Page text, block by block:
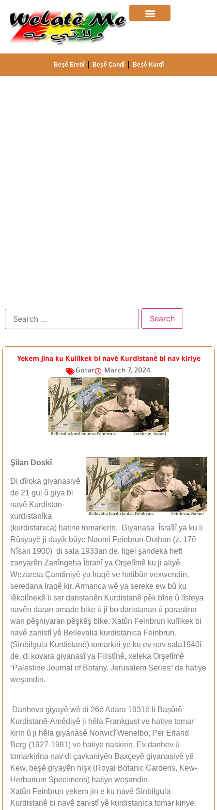
Beşê Erebî Beşê Çandî Beșê Kurdî
Yekem Jina ku Kulîlkek bi navê Kurdistanê bi nav kiriye
Gotar
March 7, 2024
Şîlan Doskî
Di dîroka giyanasiyê
de 21 gul û giya bi
navê Kurdistan-
kurdistanîka
(kurdistanica) hatine tomarkirin. Giyanasa Îsraîlî ya ku li
Rûsyayê ji dayik bûye Naomi Feinbrun-Dothan (z. 17ê
Nîsan 1900) di sala 1933an de, ligel şandeka heft
zanyarên Zanîngeha Îbranî ya Orşelîmê ku ji aliyê
Wezareta Çandiniyê ya Iraqê ve hatibûn vexwendin,
seredana Iraqê kir. Armanca wê ya sereke ew bû ku
lêkolînekê li ser daristanên Kurdistanê pêk bîne û lîsteya
navên daran amade bike û ji bo daristanan û parastina
wan pêşniyaran pêşkêş bike. Xatûn Feinbrun kulîlkek bi
navê zanistî yê Bellevalia kurdistanica Feinbrun.
(Sinbilgula Kurdistanê) tomarkiri ye ku ev nav sala1940î
de, di kovara giyanasî ya Filistînê, xeleka Orşelîmê
“Palestine Journal of Botany. Jerusalem Series“ de hatiye
weşandin.
Danheva giyayê wê di 26ê Adara 1931ê li Başûrê
Kurdistanê-Amêdiyê ji hêla Frankgust ve hatiye tomar
kirin û ji hêla giyanasê Norwicî Wenelbo, Per Erland
Berg (1927-1981) ve hatiye naskirin. Ev danhev û
tomarkirina nav di çavkaniyên Baxçeyê giyanasiyê yê
Kew, beşê giyayên hişk (Royal Botanic Gardens, Kew-
Herbarium Specimens) hatiye weşandin.
Xatûn Feinbrun yekem jin e ku navê Sinbilgula
Kurdistanê bi navê zanistî yê kurdistanica tomar kiriye.